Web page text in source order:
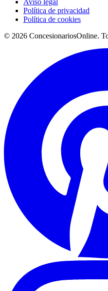
Política de privacidad
Política de cookies
© 2026 ConcesionariosOnline.